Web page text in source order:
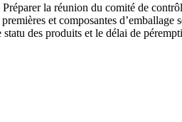
la réunion du comité de
et composantes
des produits et le délai de